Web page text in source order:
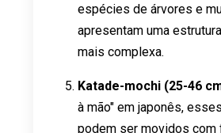
espécies de árvores e
apresentam uma
mais complexa.
Katade-mochi (25-46
à mão" em japonês,
podem ser movidos com